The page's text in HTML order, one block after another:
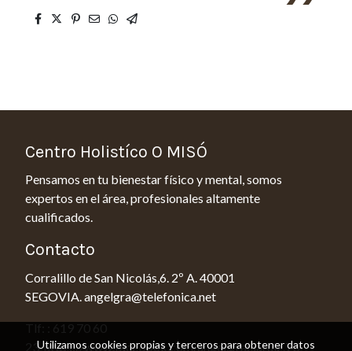
Centro Holistíco O MISÓ
Pensamos en tu bienestar físico y mental, somos
expertos en el área, profesionales altamente
cualificados.
Contacto
Corralillo de San Nicolás,6. 2º A. 40001
SEGOVIA. angelgra@telefonica.net
23 https://www.facebook.com/angel.graciaruiz.73
Utilizamos cookies propias y terceros para obtener datos